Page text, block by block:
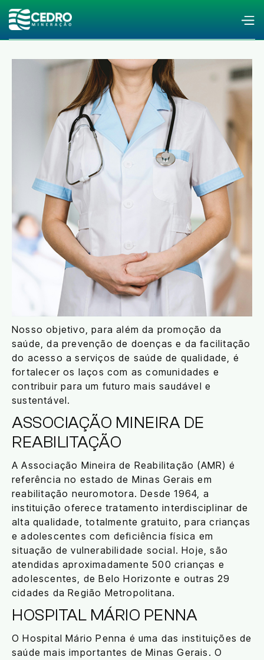
Nosso objetivo, para além da promoção da
saúde, da prevenção de doenças e da facilitação
do acesso a serviços de saúde de qualidade, é
fortalecer os laços com as comunidades e
contribuir para um futuro mais saudável e
sustentável.
ASSOCIAÇÃO MINEIRA DE
REABILITAÇÃO
A Associação Mineira de Reabilitação (AMR) é
referência no estado de Minas Gerais em
reabilitação neuromotora. Desde 1964, a
instituição oferece tratamento interdisciplinar de
alta qualidade, totalmente gratuito, para crianças
e adolescentes com deficiência física em
situação de vulnerabilidade social. Hoje, são
atendidas aproximadamente 500 crianças e
adolescentes, de Belo Horizonte e outras 29
cidades da Região Metropolitana.
HOSPITAL MÁRIO PENNA
O Hospital Mário Penna é uma das instituições de
saúde mais importantes de Minas Gerais. O